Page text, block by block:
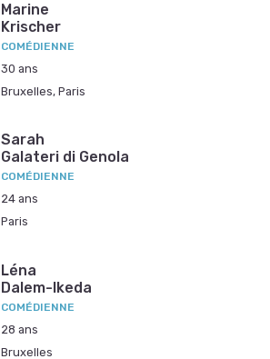
Marine
Krischer
COMÉDIENNE
30 ans
Bruxelles, Paris
Sarah
Galateri di Genola
COMÉDIENNE
24 ans
Paris
Léna
Dalem-Ikeda
COMÉDIENNE
28 ans
Bruxelles